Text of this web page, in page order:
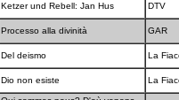
Ketzer und Rebell: Jan Hus DTV
Processo alla divinità GAR
Del deismo La
Dio non esiste La